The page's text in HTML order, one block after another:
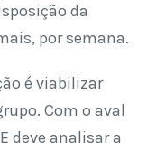
da
por semana.
é viabilizar
Com o aval
deve analisar a